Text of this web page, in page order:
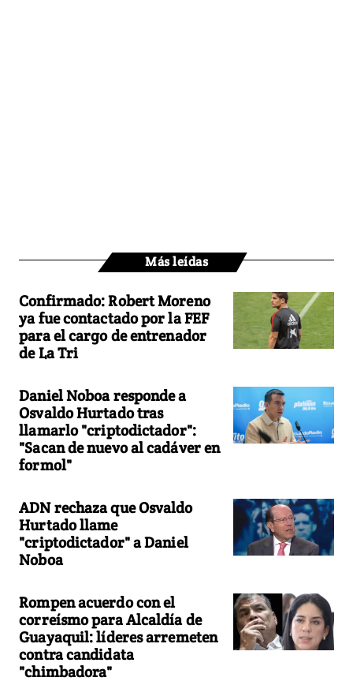
Más leídas
Confirmado: Robert Moreno
ya fue contactado por la FEF
para el cargo de entrenador
de La Tri
Daniel Noboa responde a
Osvaldo Hurtado tras
llamarlo "criptodictador":
"Sacan de nuevo al cadáver en
formol"
ADN rechaza que Osvaldo
Hurtado llame
"criptodictador" a Daniel
Noboa
Rompen acuerdo con el
correísmo para Alcaldía de
Guayaquil: líderes arremeten
contra candidata
"chimbadora"